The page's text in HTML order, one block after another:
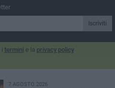
Iscriviti
i termini e la privacy policy
7 AGOSTO 2026